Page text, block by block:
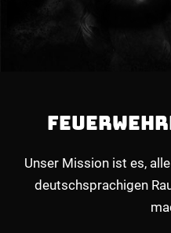
Unser Mission ist es,
deutschsprachigen